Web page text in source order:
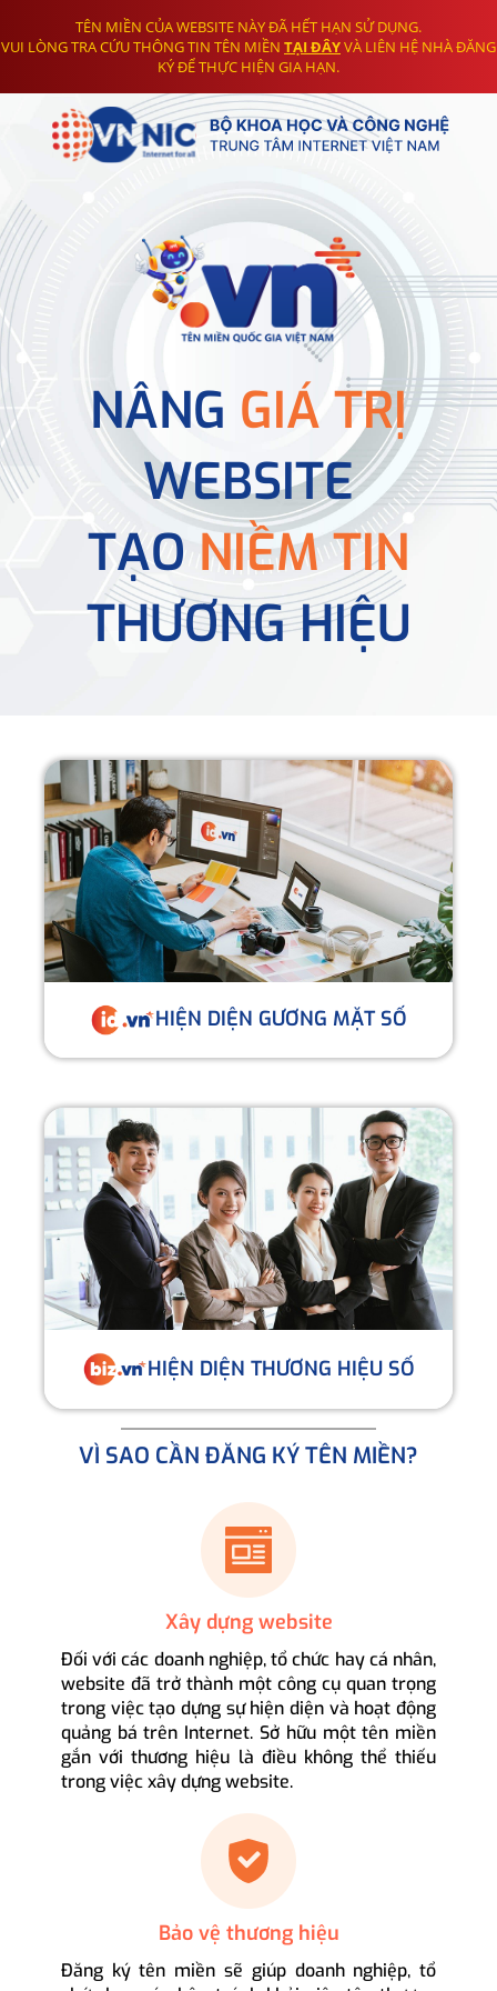
TÊN MIỀN CỦA WEBSITE NÀY ĐÃ HẾT HẠN SỬ DỤNG.
VUI LÒNG TRA CỨU THÔNG TIN TÊN MIỀN TẠI ĐÂYVÀ LIÊN HỆ NHÀ ĐĂNG
KÝ ĐỂ THỰC HIỆN GIA HẠN.
NÂNG GIÁ TRỊ
WEBSITE
TẠONIỀM TIN
THƯƠNG HIỆU
HIỆN DIỆN GƯƠNG MẶT SỐ
HIỆN DIỆN THƯƠNG HIỆU SỐ
VÌ SAO CẦN ĐĂNG KÝ TÊN MIỀN?
Xây dựng website
Đối với các doanh nghiệp, tổ chức hay cá nhân,
website đã trở thành một công cụ quan trọng
trong việc tạo dựng sự hiện diện và hoạt động
quảng bá trên Internet. Sở hữu một tên miền
gắn với thương hiệu là điều không thể thiếu
trong việc xây dựng website.
Bảo vệ thương hiệu
Đăng ký tên miền sẽ giúp doanh nghiệp, tổ